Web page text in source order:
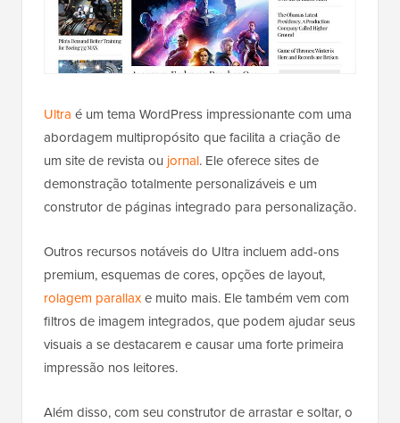
Ultra é um tema WordPress impressionante com uma
abordagem multipropósito que facilita a criação de
um site de revista ou jornal. Ele oferece sites de
demonstração totalmente personalizáveis e um
construtor de páginas integrado para personalização.
Outros recursos notáveis do Ultra incluem add-ons
premium, esquemas de cores, opções de layout,
rolagem parallaxe muito mais. Ele também vem com
filtros de imagem integrados, que podem ajudar seus
visuais a se destacarem e causar uma forte primeira
impressão nos leitores.
Além disso, com seu construtor de arrastar e soltar, o